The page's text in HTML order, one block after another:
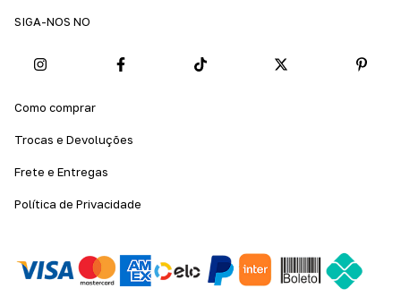
SIGA-NOS NO
Como comprar
Trocas e Devoluções
Frete e Entregas
Política de Privacidade